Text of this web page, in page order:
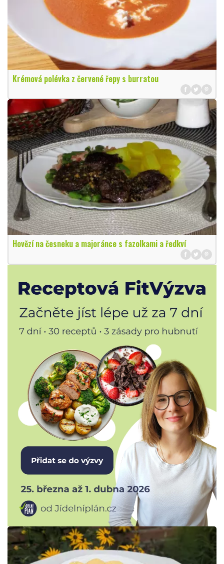
Krémová polévka z červené řepy s burratou
Hovězí na česneku a majoránce s fazolkami a ředkví